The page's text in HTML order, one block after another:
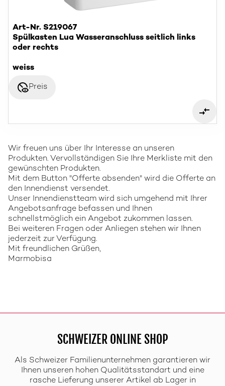
Art-Nr. S219067
Spülkasten Lua Wasseranschluss seitlich links
oder rechts
weiss
disabled_visiblePreis
Wir freuen uns über Ihr Interesse an unseren
Produkten. Vervollständigen Sie Ihre Merkliste mit den
gewünschten Produkten.
Mit dem Button "Offerte absenden" wird die Offerte an
den Innendienst versendet.
Unser Innendienstteam wird sich umgehend mit Ihrer
Angebotsanfrage befassen und Ihnen
schnellstmöglich ein Angebot zukommen lassen.
Bei weiteren Fragen oder Anliegen stehen wir Ihnen
jederzeit zur Verfügung.
Mit freundlichen Grüßen,
Marmobisa
SCHWEIZER ONLINE SHOP
Als Schweizer Familienunternehmen garantieren wir
Ihnen unseren hohen Qualitätsstandart und eine
rasche Lieferung unserer Artikel ab Lager in